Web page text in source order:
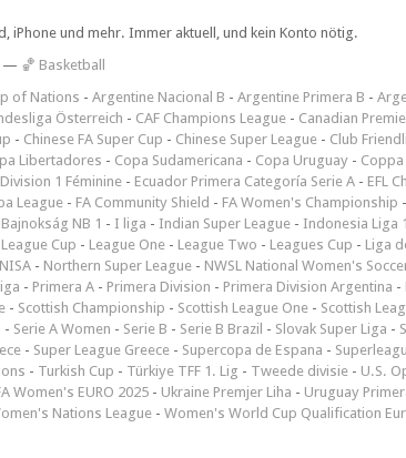
iPhone und mehr. Immer aktuell, und kein Konto nötig.
— 🏀 Basketball
of Nations - Argentine Nacional B - Argentine Primera B -
Österreich - CAF Champions League - Canadian
- Chinese FA Super Cup - Chinese Super League - Club
Libertadores - Copa Sudamericana - Copa Uruguay -
Division 1 Féminine - Ecuador Primera Categoría Serie A - EFL
League - FA Community Shield - FA Women's Championship -
NB 1 - I liga - Indian Super League - Indonesia Liga 1
League Cup - League One - League Two - Leagues Cup - Liga
NISA - Northern Super League - NWSL National Women's
- Primera A - Primera Division - Primera Division Argentina -
- Scottish Championship - Scottish League One - Scottish
- Serie A Women - Serie B - Serie B Brazil - Slovak Super Liga -
- Super League Greece - Supercopa de Espana -
- Turkish Cup - Türkiye TFF 1. Lig - Tweede divisie - U.S.
Women's EURO 2025 - Ukraine Premjer Liha - Uruguay
Nations League - Women's World Cup Qualification